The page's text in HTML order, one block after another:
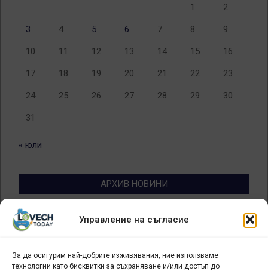
Управление на съгласие
За да осигурим най-добрите изживявания, ние използваме
технологии като бисквитки за съхраняване и/или достъп до
1 2
3 4 5 6 7 8 9
10 11 12 13 14 15 16
17 18 19 20 21 22 23
24 25 26 27 28 29 30
31
« юли
АРХИВ НОВИНИ
Архив
новини
БИЗНЕС